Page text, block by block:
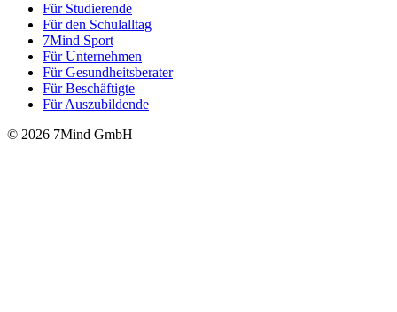
Für Stu­die­rende
Für den Schulalltag
7Mind Sport
Für Unter­neh­men
Für Gesund­heits­be­ra­ter
Für Beschäftigte
Für Auszubildende
© 2026 7Mind GmbH